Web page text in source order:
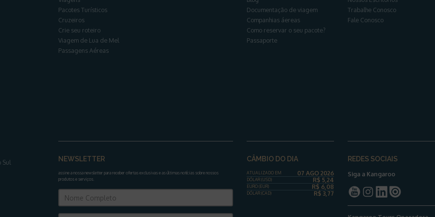
Sul
Pacotes Turísticos
Cruzeiros
Crie seu roteiro
Viagem de Lua de Mel
Passagens Aéreas
NEWSLETTER
assine a nossa newsletter para receber ofertas exclusivas e as últimas notícias sobre nossos
produtos e serviços.
Documentação de viagem
Companhias áereas
Como reservar o seu pacote?
Passaporte
Trabalhe Conosco
Fale Conosco
CÂMBIO DO DIA
ATUALIZADO EM 07 AGO 2026
DÓLAR(USD) R$ 5,24
EURO (EUR) R$ 6,08
DÓLAR(CAD) R$ 3,77
REDES SOCIAIS
Siga a Kangaroo